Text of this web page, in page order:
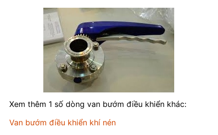
Xem thêm 1 số dòng van bướm điều khiển khác:
Van bướm điều khiển khí nén